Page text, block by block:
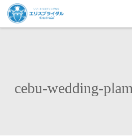
cebu-wedding-